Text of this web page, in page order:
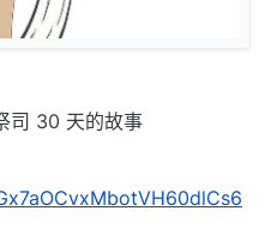
司 30 天的故事